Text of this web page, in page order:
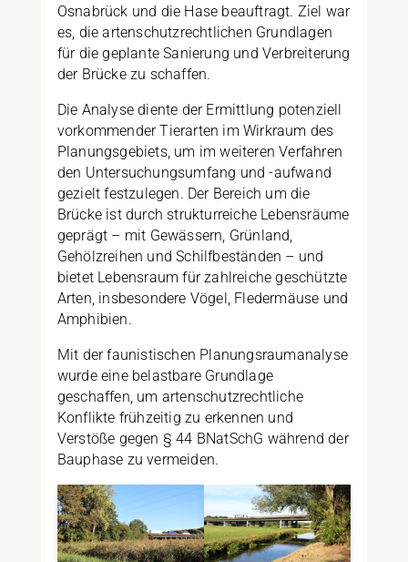
Osnabrück und die Hase beauftragt. Ziel war
es, die artenschutzrechtlichen Grundlagen
für die geplante Sanierung und Verbreiterung
der Brücke zu schaffen.
Die Analyse diente der Ermittlung potenziell
vorkommender Tierarten im Wirkraum des
Planungsgebiets, um im weiteren Verfahren
den Untersuchungsumfang und -aufwand
gezielt festzulegen. Der Bereich um die
Brücke ist durch strukturreiche Lebensräume
geprägt – mit Gewässern, Grünland,
Gehölzreihen und Schilfbeständen – und
bietet Lebensraum für zahlreiche geschützte
Arten, insbesondere Vögel, Fledermäuse und
Amphibien.
Mit der faunistischen Planungsraumanalyse
wurde eine belastbare Grundlage
geschaffen, um artenschutzrechtliche
Konflikte frühzeitig zu erkennen und
Verstöße gegen § 44 BNatSchG während der
Bauphase zu vermeiden.